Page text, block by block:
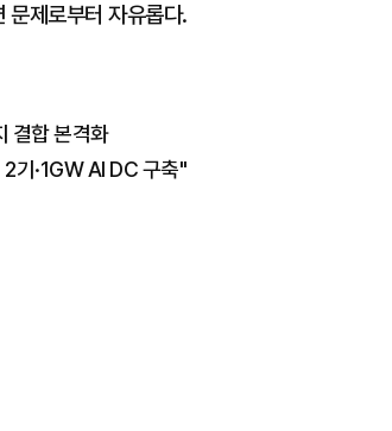
제로부터 자유롭다.
결합 본격화
2기·1GW AI DC 구축"